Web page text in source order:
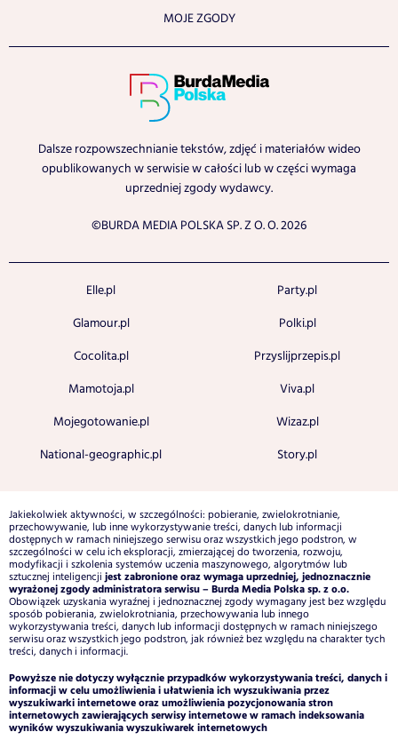
MOJE ZGODY
Dalsze rozpowszechnianie tekstów, zdjęć i materiałów wideo
opublikowanych w serwisie w całości lub w części wymaga
uprzedniej zgody wydawcy.
©BURDA MEDIA POLSKA SP. Z O. O. 2026
Elle.pl
Glamour.pl
Cocolita.pl
Mamotoja.pl
Mojegotowanie.pl
National-geographic.pl
Party.pl
Polki.pl
Przyslijprzepis.pl
Viva.pl
Wizaz.pl
Story.pl
Jakiekolwiek aktywności, w szczególności: pobieranie, zwielokrotnianie,
przechowywanie, lub inne wykorzystywanie treści, danych lub informacji
dostępnych w ramach niniejszego serwisu oraz wszystkich jego podstron, w
szczególności w celu ich eksploracji, zmierzającej do tworzenia, rozwoju,
modyfikacji i szkolenia systemów uczenia maszynowego, algorytmów lub
sztucznej inteligencji jest zabronione oraz wymaga uprzedniej, jednoznacznie
wyrażonej zgody administratora serwisu – Burda Media Polska sp. z o.o.
Obowiązek uzyskania wyraźnej i jednoznacznej zgody wymagany jest bez względu
sposób pobierania, zwielokrotniania, przechowywania lub innego
wykorzystywania treści, danych lub informacji dostępnych w ramach niniejszego
serwisu oraz wszystkich jego podstron, jak również bez względu na charakter tych
treści, danych i informacji.
Powyższe nie dotyczy wyłącznie przypadków wykorzystywania treści, danych i
informacji w celu umożliwienia i ułatwienia ich wyszukiwania przez
wyszukiwarki internetowe oraz umożliwienia pozycjonowania stron
internetowych zawierających serwisy internetowe w ramach indeksowania
wyników wyszukiwania wyszukiwarek internetowych